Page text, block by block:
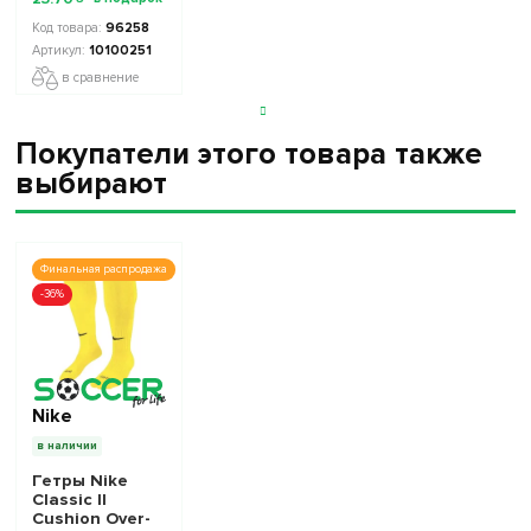
STARS
Collection 2
10100251
96258
10100251
в сравнение
Покупатели этого товара также
выбирают
Финальная распродажа
-36%
Nike
в наличии
Гетры Nike
Classic II
Cushion Over-